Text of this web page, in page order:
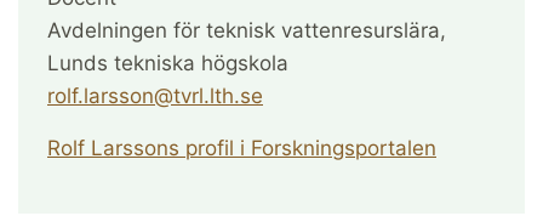
Avdelningen för teknisk vattenresurslära,
Lunds tekniska högskola
rolf.larsson@tvrl.lth.se
Rolf Larssons profil i Forskningsportalen